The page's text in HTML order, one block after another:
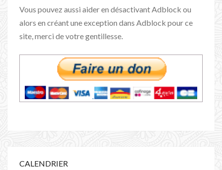
Vous pouvez aussi aider en désactivant Adblock ou
alors en créant une exception dans Adblock pour ce
site, merci de votre gentillesse.
CALENDRIER